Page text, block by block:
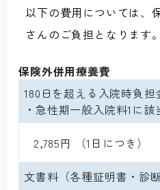
以下の費用については、
さんのご負担となります。
保険外併用療養費
180日を超える入院時負担
・急性期一般入院料1に
2,785円 （1日につき）
文書料（各種証明書・診断